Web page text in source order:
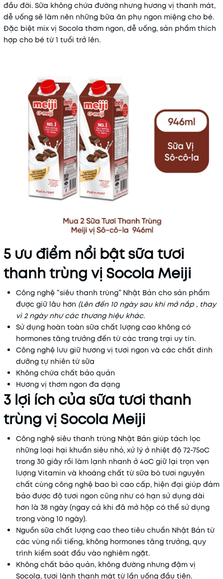
đầu đời. Sữa không chứa đường nhưng hương vị thanh mát,
dễ uống sẽ làm nên những bữa ăn phụ ngon miệng cho bé.
Đặc biệt mix vị Socola thơm ngon, dễ uống, sản phẩm thích
hợp cho bé từ 1 tuổi trở lên.
5 ưu điểm nổi bật sữa tươi
thanh trùng vị Socola Meiji
Công nghệ “siêu thanh trùng” Nhật Bản cho sản phẩm
được giữ lâu hơn (Lên đến 10 ngày sau khi mở nắp , thay
vì 2 ngày như các thương hiệu khác.
Sử dụng hoàn toàn sữa chất lượng cao không có
hormones tăng trưởng đến từ các trang trại uy tín.
Công nghệ lưu giữ hương vị tươi ngon và các chất dinh
dưỡng tự nhiên từ sữa
Không chứa chất bảo quản
Hương vị thơm ngon đa dạng
3 lợi ích của sữa tươi thanh
trùng vị Socola Meiji
Công nghệ siêu thanh trùng Nhật Bản giúp tách lọc
những loại hại khuẩn siêu nhỏ, xử lý ở nhiệt độ 72-75oC
trong 30 giây rồi làm lạnh nhanh ở 4oC giữ lại trọn vẹn
lượng Vitamin và khoáng chất từ sữa bò tươi nguyên
chất cùng công nghệ bao bì cao cấp, hiện đại giúp đảm
bảo được độ tươi ngon cũng như có hạn sử dụng dài
hơn là 38 ngày (ngay cả khi đã mở hộp có thể sử dụng
trong vòng 10 ngày).
Nguồn sữa chất lượng cao theo tiêu chuẩn Nhật Bản từ
các vùng nổi tiếng, không hormones tăng trưởng, quy
trình kiểm soát đầu vào nghiêm ngặt.
Không chất bảo quản, không đường nhưng đậm vị
Socola, tươi lành thanh mát từ lần uống đầu tiên.